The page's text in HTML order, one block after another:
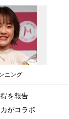
ニング
を報告
がコラボ